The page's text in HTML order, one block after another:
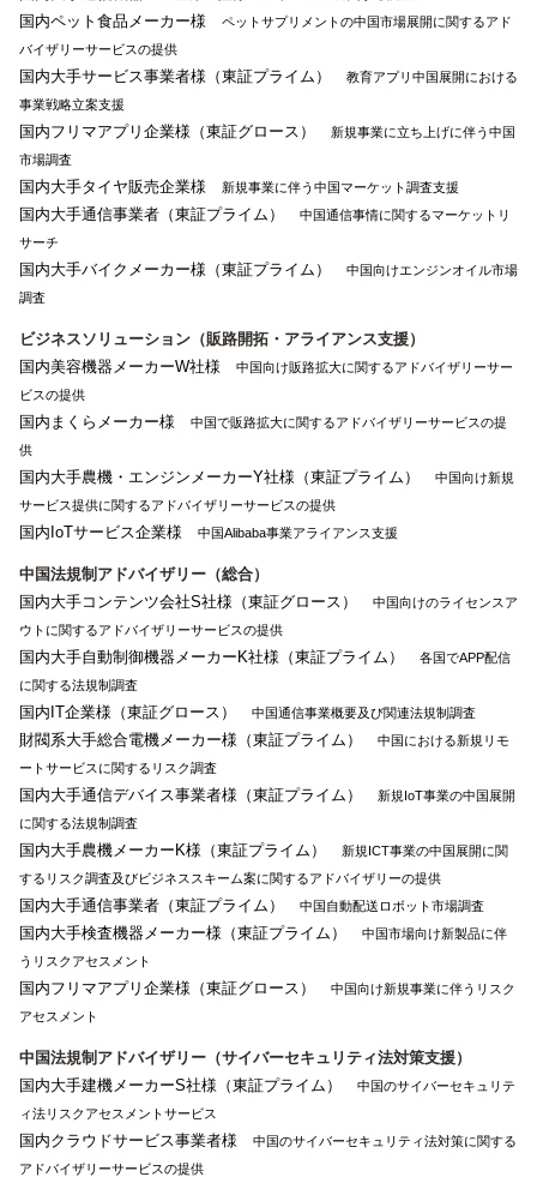
国内ペット食品メーカー様
ペットサプリメントの中国市場展開に関するアド
バイザリーサービスの提供
国内大手サービス事業者様（東証プライム）
教育アプリ中国展開における
事業戦略立案支援
国内フリマアプリ企業様（東証グロース）
新規事業に立ち上げに伴う中国
市場調査
国内大手タイヤ販売企業様 新規事業に伴う中国マーケット調査支援
国内大手通信事業者（東証プライム）
中国通信事情に関するマーケットリ
サーチ
国内大手バイクメーカー様（東証プライム）
中国向けエンジンオイル市場
調査
ビジネスソリューション（販路開拓・アライアンス支援）
国内美容機器メーカーW社様
中国向け販路拡大に関するアドバイザリーサー
ビスの提供
国内まくらメーカー様
中国で販路拡大に関するアドバイザリーサービスの提
供
国内大手農機・エンジンメーカーY社様（東証プライム）
中国向け新規
サービス提供に関するアドバイザリーサービスの提供
国内IoTサービス企業様 中国Alibaba事業アライアンス支援
中国法規制アドバイザリー（総合）
国内大手コンテンツ会社S社様（東証グロース）
中国向けのライセンスア
ウトに関するアドバイザリーサービスの提供
国内大手自動制御機器メーカーK社様（東証プライム）
各国でAPP配信
に関する法規制調査
国内IT企業様（東証グロース） 中国通信事業概要及び関連法規制調査
財閥系大手総合電機メーカー様（東証プライム）
中国における新規リモ
ートサービスに関するリスク調査
国内大手通信デバイス事業者様（東証プライム）
新規IoT事業の中国展開
に関する法規制調査
国内大手農機メーカーK様（東証プライム）
新規ICT事業の中国展開に関
するリスク調査及びビジネススキーム案に関するアドバイザリーの提供
国内大手通信事業者（東証プライム） 中国自動配送ロボット市場調査
国内大手検査機器メーカー様（東証プライム）
中国市場向け新製品に伴
うリスクアセスメント
国内フリマアプリ企業様（東証グロース）
中国向け新規事業に伴うリスク
アセスメント
中国法規制アドバイザリー（サイバーセキュリティ法対策支援）
国内大手建機メーカーS社様（東証プライム）
中国のサイバーセキュリテ
ィ法リスクアセスメントサービス
国内クラウドサービス事業者様
中国のサイバーセキュリティ法対策に関する
アドバイザリーサービスの提供